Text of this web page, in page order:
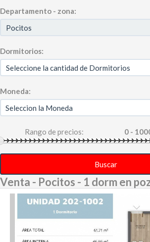
Departamento - zona:
Dormitorios:
Moneda:
Rango de precios:
Buscar
Venta - Pocitos - 1 dorm en